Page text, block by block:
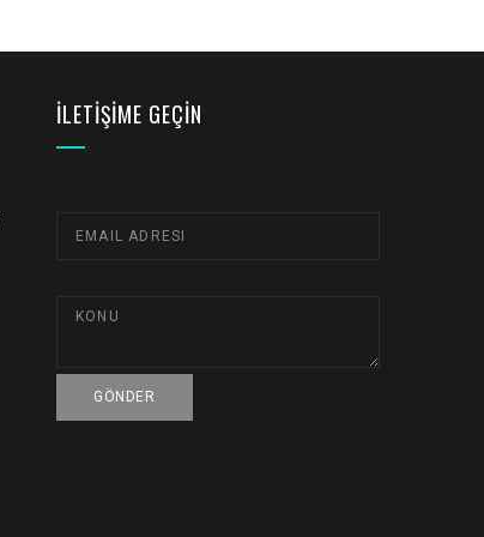
İLETIŞIME GEÇIN